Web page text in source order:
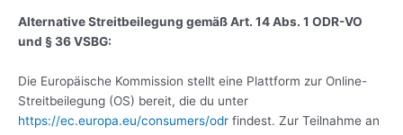
Alternative Streitbeilegung gemäß Art. 14 Abs. 1 ODR-VO
und § 36 VSBG:
Die Europäische Kommission stellt eine Plattform zur Online-
Streitbeilegung (OS) bereit, die du unter
https://ec.europa.eu/consumers/odr findest. Zur Teilnahme an